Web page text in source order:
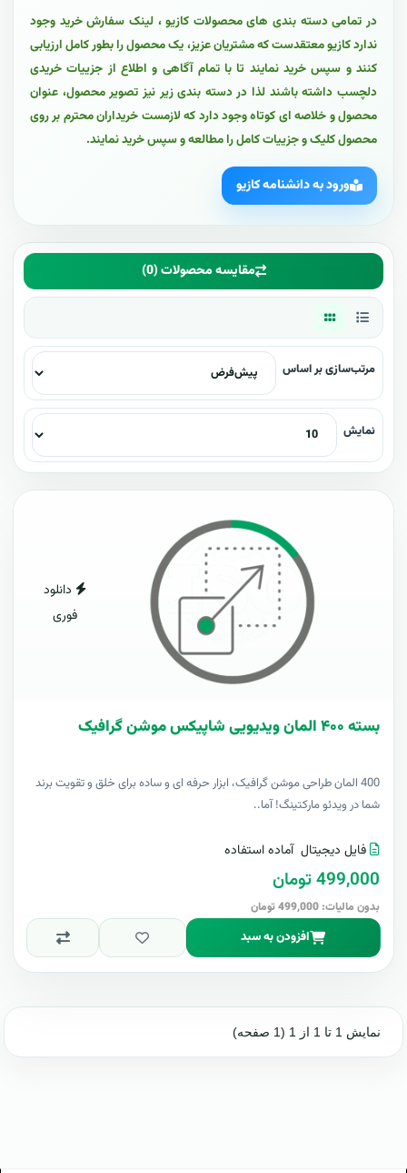
در تمامی دسته بندی های محصولات کازیو ، لینک سفارش خرید وجود
ندارد کازیو معتقدست که مشتریان عزیز، یک محصول را بطور کامل ارزیابی
کنند و سپس خرید نمایند تا با تمام آگاهی و اطلاع از جزییات خریدی
دلچسب داشته باشند لذا در دسته بندی زیر نیز تصویر محصول، عنوان
محصول و خلاصه ای کوتاه وجود دارد که لازمست خریداران محترم بر روی
محصول کلیک و جزییات کامل را مطالعه و سپس خرید نمایند.
ورود به دانشنامه کازیو
مقایسه محصولات (0)
مرتب‌سازی بر اساس
نمایش
دانلود
فوری
بسته ۴۰۰ المان ویدیویی شاپیکس موشن گرافیک
400 المان طراحی موشن گرافیک، ابزار حرفه ای و ساده برای خلق و تقویت برند
شما در ویدئو مارکتینگ! آما..
فایل دیجیتال آماده استفاده
499,000 تومان
بدون مالیات: 499,000 تومان
افزودن به سبد
نمایش 1 تا 1 از 1 (1 صفحه)